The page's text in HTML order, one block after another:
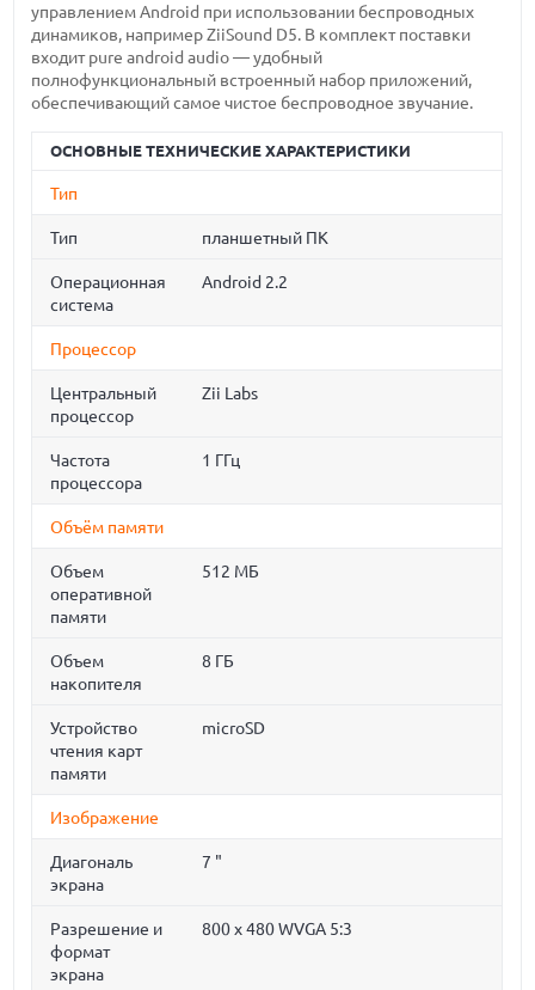
управлением Android при использовании беспроводных
динамиков, например ZiiSound D5. В комплект поставки
входит pure android audio — удобный
полнофункциональный встроенный набор приложений,
обеспечивающий самое чистое беспроводное звучание.
ОСНОВНЫЕ ТЕХНИЧЕСКИЕ ХАРАКТЕРИСТИКИ
Тип
Тип планшетный ПК
Операционная
система
Android 2.2
Процессор
Центральный
процессор
Zii Labs
Частота
процессора
1 ГГц
Объём памяти
Объем
оперативной
памяти
512 МБ
Объем
накопителя
8 ГБ
Устройство
чтения карт
памяти
microSD
Изображение
Диагональ
экрана
7 "
Разрешение и
формат
экрана
800 x 480 WVGA 5:3